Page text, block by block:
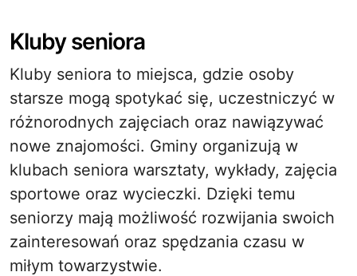
Kluby seniora
Kluby seniora to miejsca, gdzie osoby
starsze mogą spotykać się, uczestniczyć w
różnorodnych zajęciach oraz nawiązywać
nowe znajomości. Gminy organizują w
klubach seniora warsztaty, wykłady, zajęcia
sportowe oraz wycieczki. Dzięki temu
seniorzy mają możliwość rozwijania swoich
zainteresowań oraz spędzania czasu w
miłym towarzystwie.